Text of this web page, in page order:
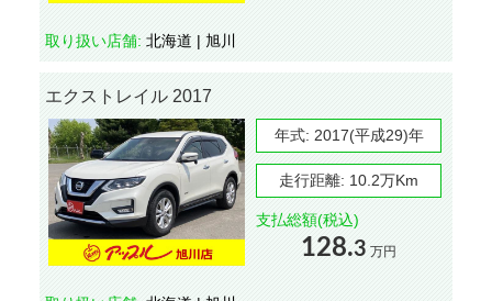
取り扱い店舗: 北海道 | 旭川
エクストレイル 2017
年式: 2017(平成29)年
走行距離: 10.2万Km
支払総額(税込)
128.3 万円